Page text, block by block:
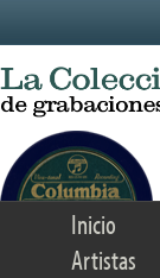
Inicio
Artistas